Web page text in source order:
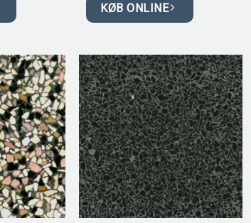
KØB ONLINE